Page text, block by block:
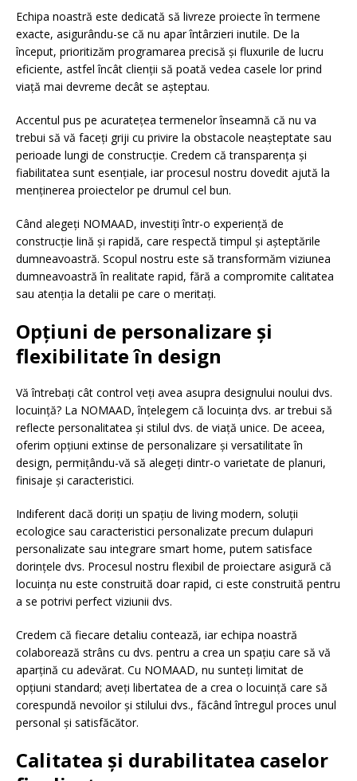
Echipa noastră este dedicată să livreze proiecte în termene
exacte, asigurându-se că nu apar întârzieri inutile. De la
început, prioritizăm programarea precisă și fluxurile de lucru
eficiente, astfel încât clienții să poată vedea casele lor prind
viață mai devreme decât se așteptau.
Accentul pus pe acuratețea termenelor înseamnă că nu va
trebui să vă faceți griji cu privire la obstacole neașteptate sau
perioade lungi de construcție. Credem că transparența și
fiabilitatea sunt esențiale, iar procesul nostru dovedit ajută la
menținerea proiectelor pe drumul cel bun.
Când alegeți NOMAAD, investiți într-o experiență de
construcție lină și rapidă, care respectă timpul și așteptările
dumneavoastră. Scopul nostru este să transformăm viziunea
dumneavoastră în realitate rapid, fără a compromite calitatea
sau atenția la detalii pe care o meritați.
Opțiuni de personalizare și
flexibilitate în design
Vă întrebați cât control veți avea asupra designului noului dvs.
locuință? La NOMAAD, înțelegem că locuința dvs. ar trebui să
reflecte personalitatea și stilul dvs. de viață unice. De aceea,
oferim opțiuni extinse de personalizare și versatilitate în
design, permițându-vă să alegeți dintr-o varietate de planuri,
finisaje și caracteristici.
Indiferent dacă doriți un spațiu de living modern, soluții
ecologice sau caracteristici personalizate precum dulapuri
personalizate sau integrare smart home, putem satisface
dorințele dvs. Procesul nostru flexibil de proiectare asigură că
locuința nu este construită doar rapid, ci este construită pentru
a se potrivi perfect viziunii dvs.
Credem că fiecare detaliu contează, iar echipa noastră
colaborează strâns cu dvs. pentru a crea un spațiu care să vă
aparțină cu adevărat. Cu NOMAAD, nu sunteți limitat de
opțiuni standard; aveți libertatea de a crea o locuință care să
corespundă nevoilor și stilului dvs., făcând întregul proces unul
personal și satisfăcător.
Calitatea și durabilitatea caselor